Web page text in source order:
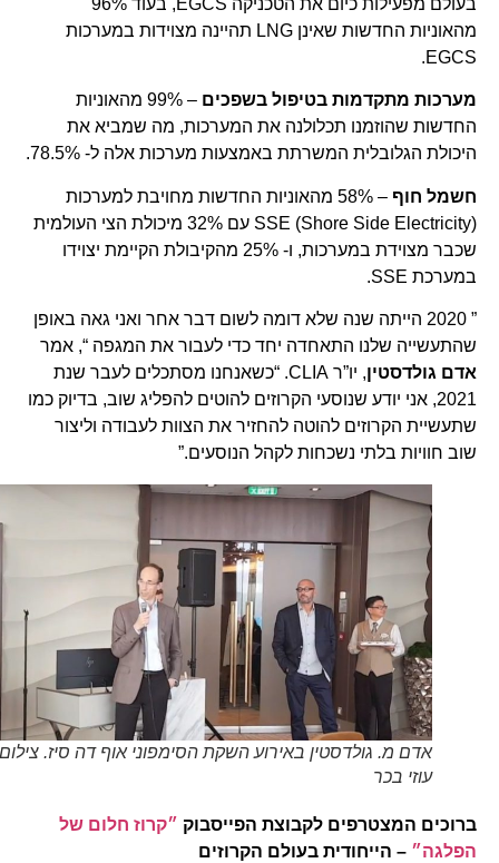
בעולם מפעילות כיום את הטכניקה EGCS, בעוד 96%
מהאוניות החדשות שאינן LNG תהיינה מצוידות במערכות
EGCS.
מערכות מתקדמות בטיפול בשפכים
– 99% מהאוניות
החדשות שהוזמנו תכלולנה את המערכות, מה שמביא את
היכולת הגלובלית המשרתת באמצעות מערכות אלה ל- 78.5%.
חשמל חוף
– 58% מהאוניות החדשות מחויבת למערכות
(SSE (Shore Side Electricity עם 32% מיכולת הצי העולמית
שכבר מצוידת במערכות, ו- 25% מהקיבולת הקיימת יצוידו
במערכת SSE.
” 2020 הייתה שנה שלא דומה לשום דבר אחר ואני גאה באופן
שהתעשייה שלנו התאחדה יחד כדי לעבור את המגפה “, אמר
אדם גולדסטין
, יו”ר CLIA. “כשאנחנו מסתכלים לעבר שנת
2021, אני יודע שנוסעי הקרוזים להוטים להפליג שוב, בדיוק כמו
שתעשיית הקרוזים להוטה להחזיר את הצוות לעבודה וליצור
שוב חוויות בלתי נשכחות לקהל הנוסעים.”
אדם מ. גולדסטין באירוע השקת הסימפוני אוף דה סיז. צילום
עוזי בכר
ברוכים המצטרפים לקבוצת הפייסבוק״קרוז חלום של
הפלגה״– הייחודית בעולם הקרוזים